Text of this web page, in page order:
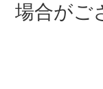
場合がご